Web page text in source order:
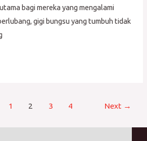
bagi mereka yang mengalami
gigi bungsu yang tumbuh tidak
1 2 3 4 Next →